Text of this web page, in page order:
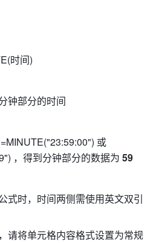
时间)
钟部分的时间
或
，得到分钟部分的数据为 59
式时，时间两侧需使用英文双引
请将单元格内容格式设置为常规